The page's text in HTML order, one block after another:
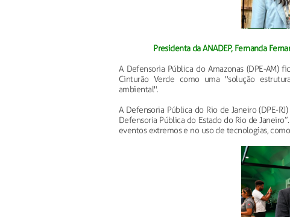
Presidenta da ANADEP, Fernanda
A Defensoria Pública do Amazonas (DPE-AM)
Cinturão Verde como uma "solução
ambiental".
A Defensoria Pública do Rio de Janeiro (DPE-
Defensoria Pública do Estado do Rio de
eventos extremos e no uso de tecnologias,